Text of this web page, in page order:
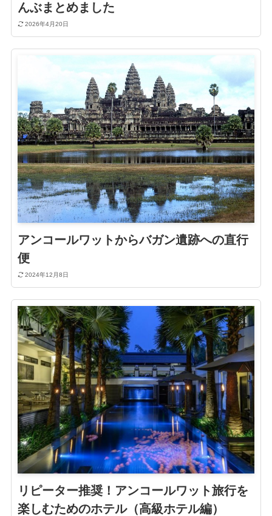
んぶまとめました
2026年4月20日
アンコールワットからバガン遺跡への直行
便
2024年12月8日
リピーター推奨！アンコールワット旅行を
楽しむためのホテル（高級ホテル編）